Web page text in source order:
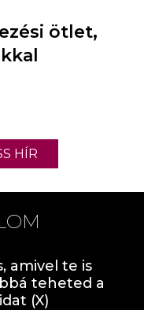
ötlet,
HÍR
amivel te is
teheted a
(X)